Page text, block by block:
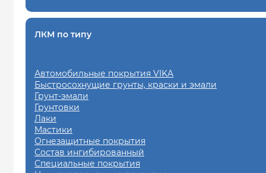
ЛКМ по типу
Автомобильные покрытия VIKA
Быстросохнущие грунты, краски и эмали
Грунт-эмали
Грунтовки
Лаки
Мастики
Огнезащитные покрытия
Состав ингибированный
Специальные покрытия